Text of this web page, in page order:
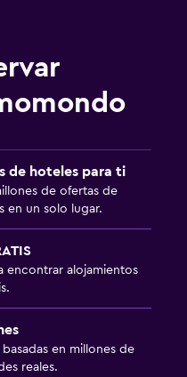
de hoteles para ti
de ofertas de
en un solo lugar.
encontrar alojamientos
en millones de
reales.